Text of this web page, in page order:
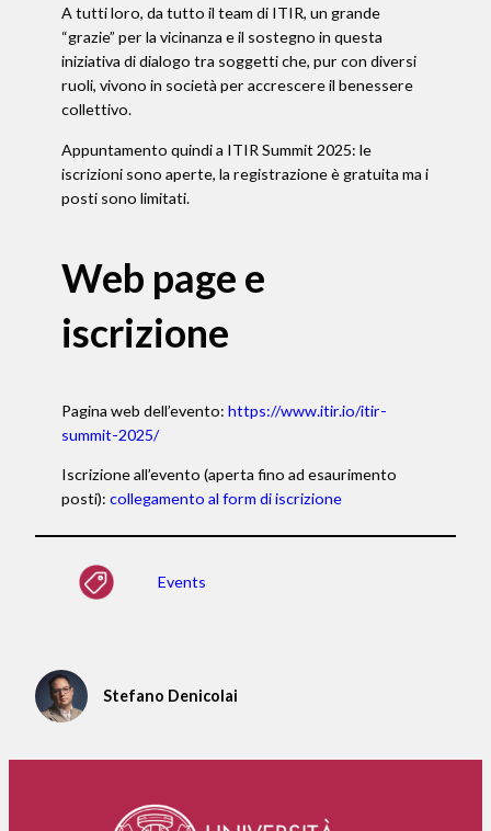
A tutti loro, da tutto il team di ITIR, un grande
“grazie” per la vicinanza e il sostegno in questa
iniziativa di dialogo tra soggetti che, pur con diversi
ruoli, vivono in società per accrescere il benessere
collettivo.
Appuntamento quindi a ITIR Summit 2025: le
iscrizioni sono aperte, la registrazione è gratuita ma i
posti sono limitati.
Web page e
iscrizione
Pagina web dell’evento: https://www.itir.io/itir-
summit-2025/
Iscrizione all’evento (aperta fino ad esaurimento
posti): collegamento al form di iscrizione
Events
Stefano Denicolai
Main